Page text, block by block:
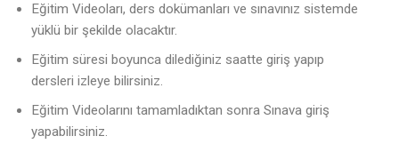
Eğitim Videoları, ders dokümanları ve sınavınız sistemde
yüklü bir şekilde olacaktır.
Eğitim süresi boyunca dilediğiniz saatte giriş yapıp
dersleri izleye bilirsiniz.
Eğitim Videolarını tamamladıktan sonra Sınava giriş
yapabilirsiniz.